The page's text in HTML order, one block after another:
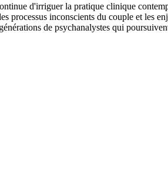
d'irriguer la pratique clinique
processus inconscients du couple et les
de psychanalystes qui